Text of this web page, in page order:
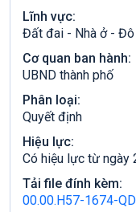
Lĩnh vực:
Đất đai - Nhà ở - Đô
Cơ quan ban hành:
UBND thành phố
Phân loại:
Quyết định
Hiệu lực:
Có hiệu lực từ
Tải file đính kèm:
00.00.H57-1674-